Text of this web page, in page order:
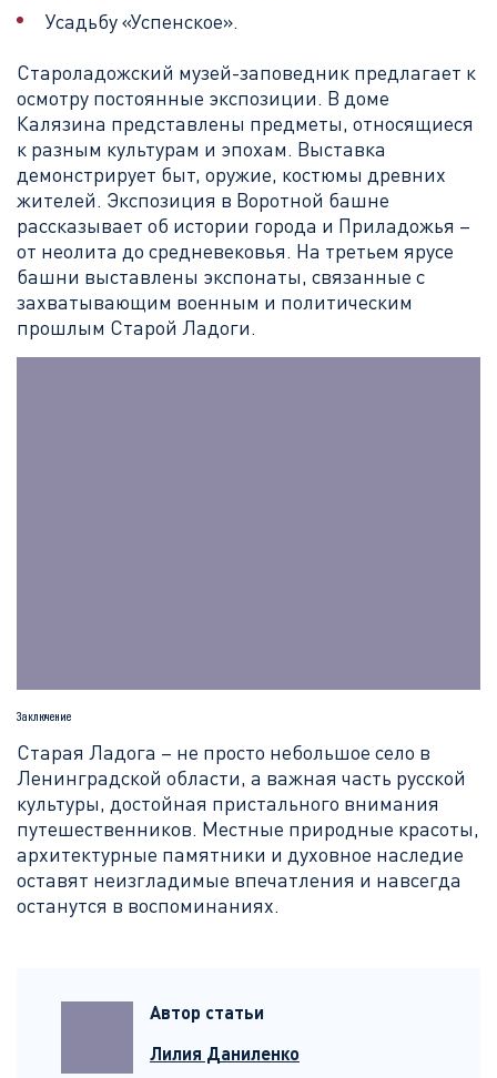
Усадьбу «Успенское».
Староладожский музей-заповедник предлагает к
осмотру постоянные экспозиции. В доме
Калязина представлены предметы, относящиеся
к разным культурам и эпохам. Выставка
демонстрирует быт, оружие, костюмы древних
жителей. Экспозиция в Воротной башне
рассказывает об истории города и Приладожья –
от неолита до средневековья. На третьем ярусе
башни выставлены экспонаты, связанные с
захватывающим военным и политическим
прошлым Старой Ладоги.
Заключение
Старая Ладога – не просто небольшое село в
Ленинградской области, а важная часть русской
культуры, достойная пристального внимания
путешественников. Местные природные красоты,
архитектурные памятники и духовное наследие
оставят неизгладимые впечатления и навсегда
останутся в воспоминаниях.
Автор статьи
Лилия Даниленко